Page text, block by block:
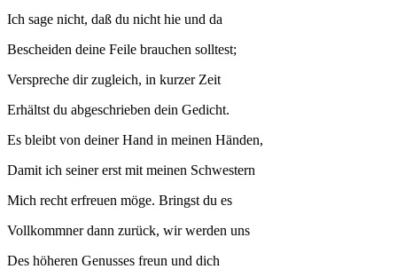
Ich sage nicht, daß du nicht hie und da
Bescheiden deine Feile brauchen solltest;
Verspreche dir zugleich, in kurzer Zeit
Erhältst du abgeschrieben dein Gedicht.
Es bleibt von deiner Hand in meinen Händen,
Damit ich seiner erst mit meinen Schwestern
Mich recht erfreuen möge. Bringst du es
Vollkommner dann zurück, wir werden uns
Des höheren Genusses freun und dich